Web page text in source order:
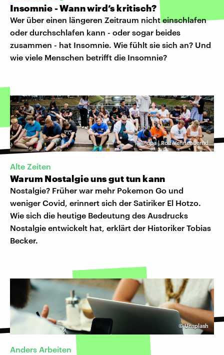
Insomnie - Wann wird’s kritisch?
Wer über einen längeren Zeitraum nicht einschlafen
oder durchschlafen kann - oder sogar beides
zusammen - hat Insomnie. Wie fühlt sie sich an? Und
wie viele Menschen betrifft die Insomnie?
©dpa | Rolf Vennenbernd
Alte Zeiten
Warum Nostalgie uns gut tun kann
Nostalgie? Früher war mehr Pokemon Go und
weniger Covid, erinnert sich der Satiriker El Hotzo.
Wie sich die heutige Bedeutung des Ausdrucks
Nostalgie entwickelt hat, erklärt der Historiker Tobias
Becker.
©Unsplash
Anders Arbeiten